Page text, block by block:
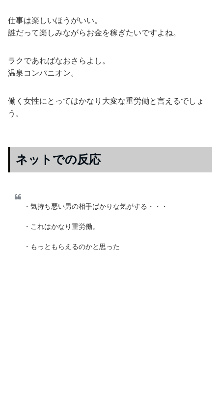
仕事は楽しいほうがいい。
誰だって楽しみながらお金を稼ぎたいですよね。
ラクであればなおさらよし。
温泉コンパニオン。
働く女性にとってはかなり大変な重労働と言えるでしょ
う。
ネットでの反応
・気持ち悪い男の相手ばかりな気がする・・・
・これはかなり重労働。
・もっともらえるのかと思った